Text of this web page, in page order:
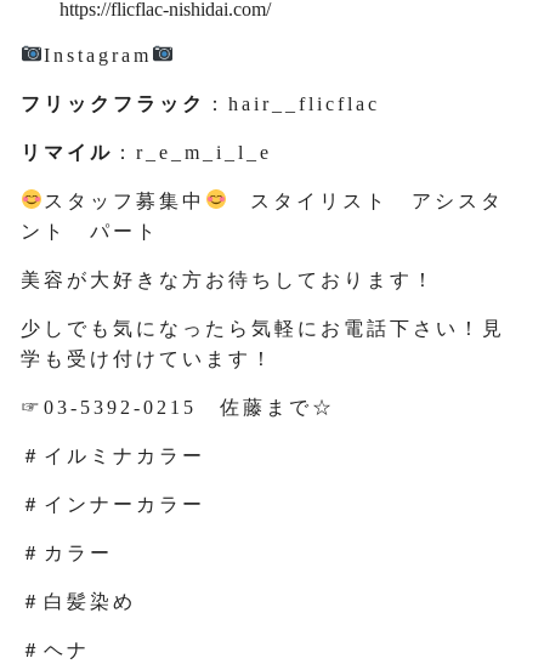
https://flicflac-nishidai.com/
Instagram
フリックフラック ：hair__flicflac
リマイル ：r_e_m_i_l_e
スタッフ募集中
スタイリスト アシスタ
ント パート
美容が大好きな方お待ちしております！
少しでも気になったら気軽にお電話下さい！見
学も受け付けています！
☞03-5392-0215 佐藤まで☆
＃イルミナカラー
＃インナーカラー
＃カラー
＃白髪染め
＃ヘナ